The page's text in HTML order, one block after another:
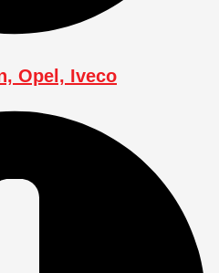
Opel, Iveco